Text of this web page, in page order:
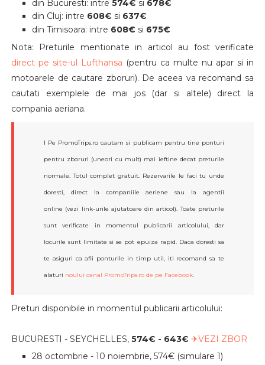
din Bucuresti: intre 574€ si 678€
din Cluj: intre 608€ si 637€
din Timisoara: intre 608€ si 675€
Nota: Preturile mentionate in articol au fost verificate
direct pe site-ul Lufthansa (pentru ca multe nu apar si in
motoarele de cautare zboruri). De aceea va recomand sa
cautati exemplele de mai jos (dar si altele) direct la
compania aeriana.
ℹ️ Pe PromoTrips.ro cautam si publicam pentru tine ponturi
pentru zboruri (uneori cu mult) mai ieftine decat preturile
normale. Totul complet gratuit. Rezervarile le faci tu unde
doresti, direct la companiile aeriene sau la agentii
online (vezi link-urile ajutatoare din articol). Toate preturile
sunt verificate in momentul publicarii articolului, dar
locurile sunt limitate si se pot epuiza rapid. Daca doresti sa
te asiguri ca afli ponturile in timp util, iti recomand sa te
alaturi noului canal PromoTrips.ro de pe Facebook.
Preturi disponibile in momentul publicarii articolului:
BUCURESTI - SEYCHELLES, 574€ - 643€ ✈VEZI ZBOR
28 octombrie - 10 noiembrie, 574€ (simulare 1)